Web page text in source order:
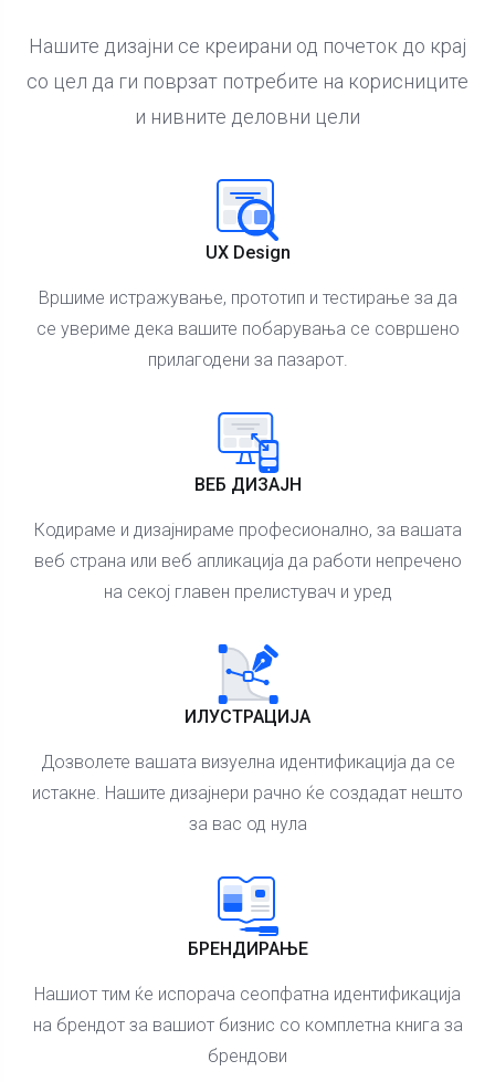
Нашите дизајни се креирани од почеток до крај
со цел да ги поврзат потребите на корисниците
и нивните деловни цели
UX Design
Вршиме истражување, прототип и тестирање за да
се увериме дека вашите побарувања се совршено
прилагодени за пазарот.
ВЕБ ДИЗАЈН
Кодираме и дизајнираме професионално, за вашата
веб страна или веб апликација да работи непречено
на секој главен прелистувач и уред
ИЛУСТРАЦИЈА
Дозволете вашата визуелна идентификација да се
истакне. Нашите дизајнери рачно ќе создадат нешто
за вас од нула
БРЕНДИРАЊЕ
Нашиот тим ќе испорача сеопфатна идентификација
на брендот за вашиот бизнис со комплетна книга за
брендови